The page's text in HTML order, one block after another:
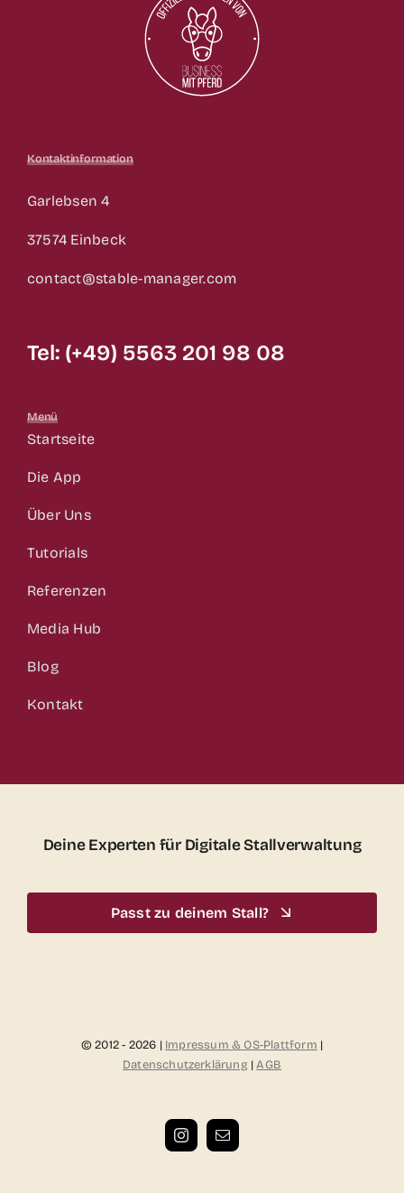
Kontaktinformation
Garlebsen 4
37574 Einbeck
contact@stable-manager.com
Tel: (+49) 5563 201 98 08
Menü
Startseite
Die App
Über Uns
Tutorials
Referenzen
Media Hub
Blog
Kontakt
Deine Experten für Digitale Stallverwaltung
Passt zu deinem Stall?
© 2012 - 2026 | Impressum & OS-Plattform |
Datenschutzerklärung |AGB